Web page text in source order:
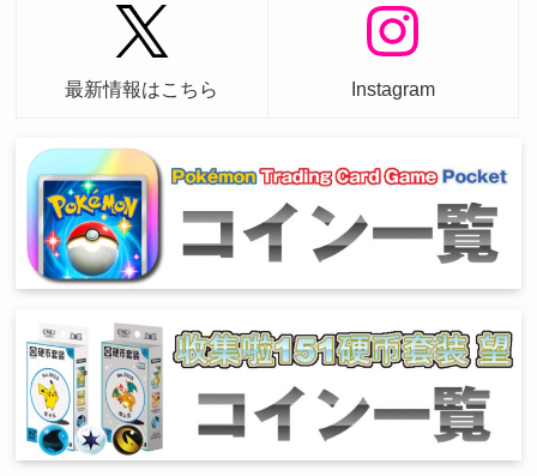
最新情報はこちら Instagram